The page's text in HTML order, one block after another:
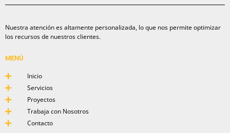
Nuestra atención es altamente personalizada, lo que nos permite optimizar
los recursos de nuestros clientes.
MENÚ
Inicio
Servicios
Proyectos
Trabaja con Nosotros
Contacto